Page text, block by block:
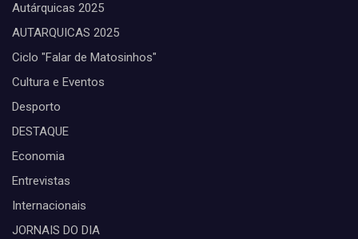
Autárquicas 2025
AUTARQUICAS 2025
Ciclo "Falar de Matosinhos"
Cultura e Eventos
Desporto
DESTAQUE
Economia
Entrevistas
Internacionais
JORNAIS DO DIA